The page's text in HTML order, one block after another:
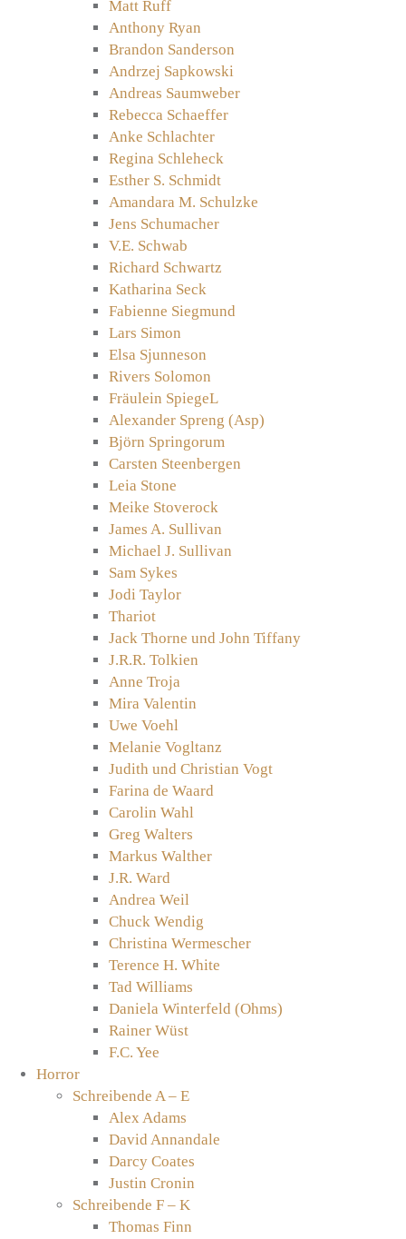
Matt Ruff
Anthony Ryan
Brandon Sanderson
Andrzej Sapkowski
Andreas Saumweber
Rebecca Schaeffer
Anke Schlachter
Regina Schleheck
Esther S. Schmidt
Amandara M. Schulzke
Jens Schumacher
V.E. Schwab
Richard Schwartz
Katharina Seck
Fabienne Siegmund
Lars Simon
Elsa Sjunneson
Rivers Solomon
Fräulein SpiegeL
Alexander Spreng (Asp)
Björn Springorum
Carsten Steenbergen
Leia Stone
Meike Stoverock
James A. Sullivan
Michael J. Sullivan
Sam Sykes
Jodi Taylor
Thariot
Jack Thorne und John Tiffany
J.R.R. Tolkien
Anne Troja
Mira Valentin
Uwe Voehl
Melanie Vogltanz
Judith und Christian Vogt
Farina de Waard
Carolin Wahl
Greg Walters
Markus Walther
J.R. Ward
Andrea Weil
Chuck Wendig
Christina Wermescher
Terence H. White
Tad Williams
Daniela Winterfeld (Ohms)
Rainer Wüst
F.C. Yee
Horror
Schreibende A – E
Alex Adams
David Annandale
Darcy Coates
Justin Cronin
Schreibende F – K
Thomas Finn